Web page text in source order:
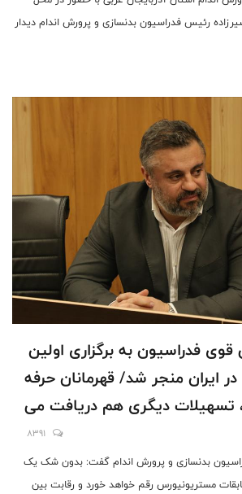
رئیس فدراسیون بدنسازی و پرورش اندام دیدار
فدراسیون به برگزاری اولین
ایران منجر شد/ قهرمانان حرفه
تسهیلات دیگری هم دریافت می
8391
بدنسازی و پرورش اندام گفت: بدون شک یک
مستریونیورس رقم خواهد خورد و رقابت بین